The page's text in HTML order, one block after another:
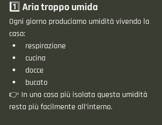
1️⃣ Aria troppo umida
Ogni giorno produciamo umidità vivendo la
casa:
respirazione
cucina
docce
bucato
👉 In una casa più isolata questa umidità
resta più facilmente all’interno.